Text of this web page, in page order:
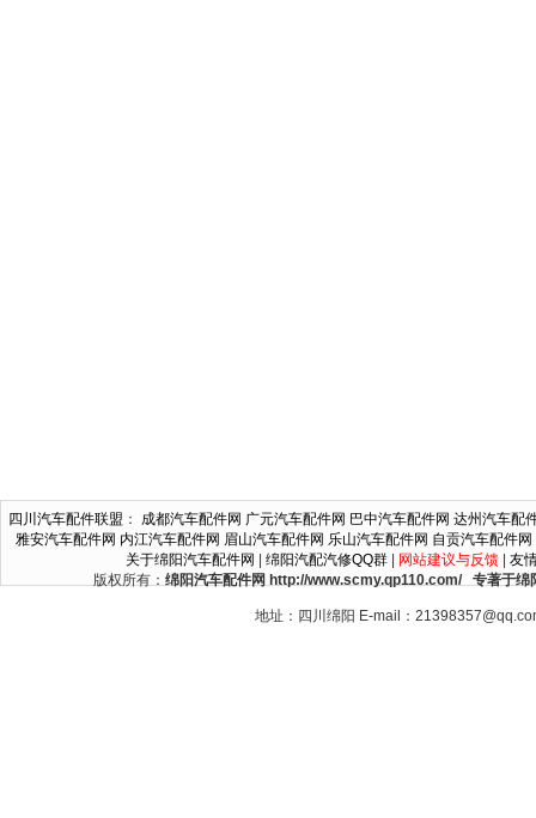
四川汽车配件联盟 ： 成都汽车配件网 广元汽车配件网 巴中汽车配件网 达州汽车配
雅安汽车配件网 内江汽车配件网 眉山汽车配件网 乐山汽车配件网 自贡汽车配件网
关于绵阳汽车配件网
绵阳汽配汽修QQ群| 网站建议与反馈| 友
版权所有： 绵阳汽车配件网 http://www.scmy.qp110.com/ 专著于绵
地址：四川绵阳 E-mail：